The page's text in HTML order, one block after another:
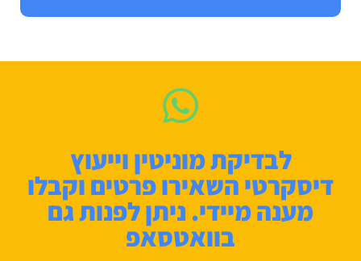
לבדיקת מוניטין וייעוץ
דיסקרטי השאירו פרטים וקבלו
מענה מיידי. ניתן לפנות גם
בוואטסאפ